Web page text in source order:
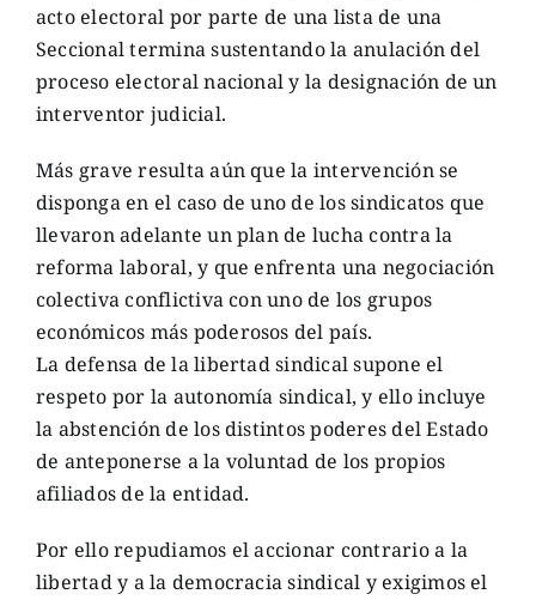
acto electoral por parte de una lista de una
Seccional termina sustentando la anulación del
proceso electoral nacional y la designación de un
interventor judicial.
Más grave resulta aún que la intervención se
disponga en el caso de uno de los sindicatos que
llevaron adelante un plan de lucha contra la
reforma laboral, y que enfrenta una negociación
colectiva conflictiva con uno de los grupos
económicos más poderosos del país.
La defensa de la libertad sindical supone el
respeto por la autonomía sindical, y ello incluye
la abstención de los distintos poderes del Estado
de anteponerse a la voluntad de los propios
afiliados de la entidad.
Por ello repudiamos el accionar contrario a la
libertad y a la democracia sindical y exigimos el